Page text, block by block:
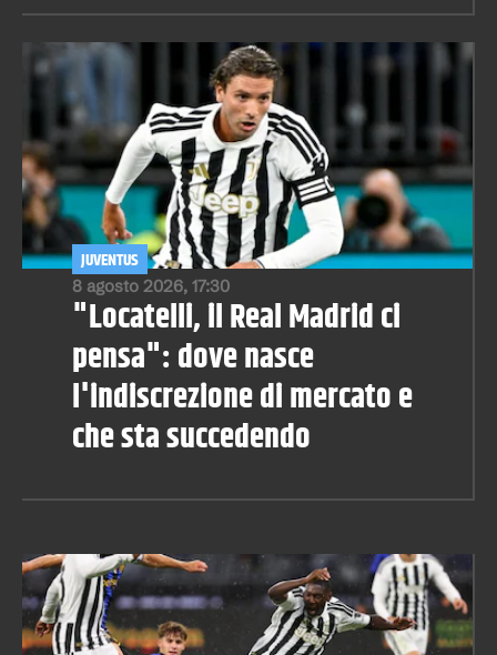
8 agosto 2026, 17:30
JUVENTUS
"Locatelli, il Real Madrid ci
pensa": dove nasce
l'indiscrezione di mercato e
che sta succedendo